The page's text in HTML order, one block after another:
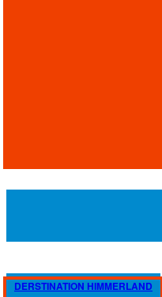
DERSTINATION HIMMERLAND